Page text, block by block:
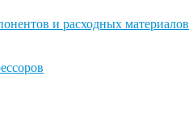
и расходных материалов